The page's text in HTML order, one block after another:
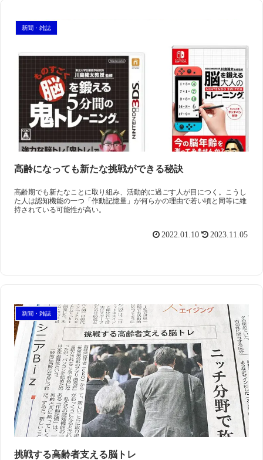
スマート・エイジング シニアビジネス 国際活動
新聞・雑誌
高齢になっても新たな挑戦ができる秘訣
高齢期でも新たなことに取り組み、活動的に過ごす人が目につく。こうし
た人は認知機能の一つ「作動記憶量」が何らかの理由で若い頃と同等に維
持されている可能性が高い。
2022.01.10 2023.11.05
新聞・雑誌
挑戦する高齢者支える脳トレ